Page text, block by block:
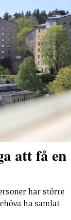
att få en
har större
ha samlat